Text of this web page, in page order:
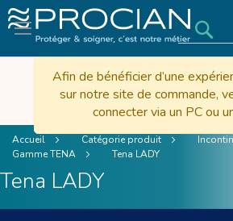
Afin de bénéficier d’une
sur notre site de commande,
connecter via un PC ou
Accueil Catégorie produit
Gamme TENA
Tena LADY
Tena LADY